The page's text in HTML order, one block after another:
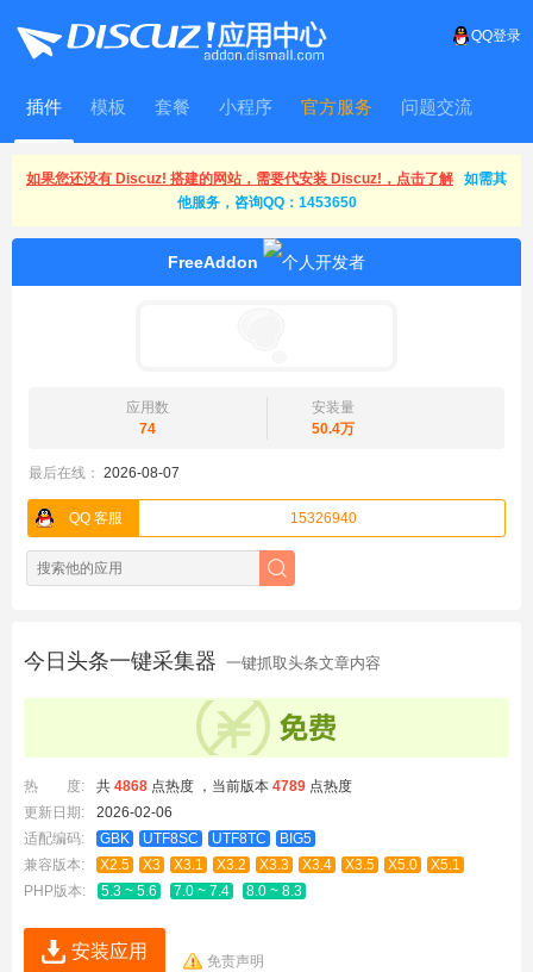
QQ登录
插件 模板 套餐 小程序 官方服务 问题交流
WitFrame
如果您还没有 Discuz! 搭建的网站，需要代安装 Discuz!，点击了解
如需其
他服务，咨询QQ：1453650
FreeAddon
应用数
74
安装量
50.4万
最后在线： 2026-08-07
QQ 客服 15326940
今日头条一键采集器 一键抓取头条文章内容
热 度: 共 4868 点热度 ，当前版本 4789 点热度
更新日期:
2026-02-06
适配编码:
GBK UTF8SC UTF8TC
BIG5
兼容版本:
X2.5 X3 X3.1 X3.2 X3.3 X3.4 X3.5 X5.0
X5.1
PHP版本:
5.3 ~ 5.6 7.0 ~ 7.4 8.0 ~ 8.3
安装应用 免责声明